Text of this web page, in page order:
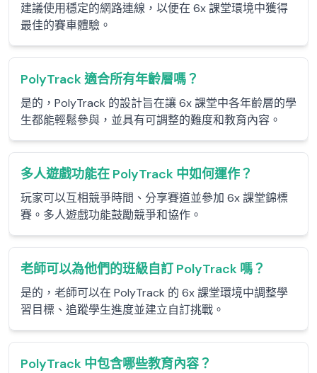
建議使用穩定的網路連線，以便在 6x 課堂環境中獲得
最佳的賽車體驗。
PolyTrack 適合所有年齡層嗎？
是的，PolyTrack 的設計旨在讓 6x 課堂中各年齡層的學
生都能輕鬆參與，並具有可調整的難度和教育內容。
多人遊戲功能在 PolyTrack 中如何運作？
玩家可以互相競爭時間、分享賽道並參加 6x 課堂錦標
賽。多人遊戲功能鼓勵競爭和協作。
老師可以為他們的班級自訂 PolyTrack 嗎？
是的，老師可以在 PolyTrack 的 6x 課堂環境中調整學
習目標、追蹤學生進度並建立自訂挑戰。
PolyTrack 中包含哪些教育內容？